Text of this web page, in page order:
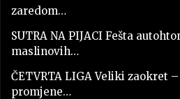
zaredom…
SUTRA NA PIJACI Fešta
maslinovih…
ČETVRTA LIGA Veliki zaokret
promjene…